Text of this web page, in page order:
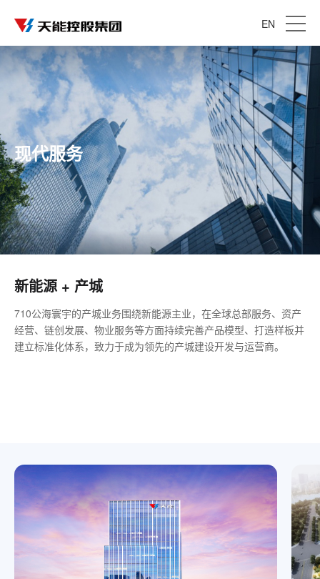
EN
现代服务
新能源 + 产城
710公海寰宇的产城业务围绕新能源主业，在全球总部服务、资产
经营、链创发展、物业服务等方面持续完善产品模型、打造样板并
建立标准化体系，致力于成为领先的产城建设开发与运营商。
位于湖州太湖新区核心区，是湖州融入长三角的龙头项目，总建设
用地约 248亩，总建筑面积约 50 万平方米。项目包括710公海寰
位于湖州长兴县煤山镇，项目总建设用地 207 亩，总建筑面积 11
万方。以710公海寰宇主产业进驻园区为先导，通过产业地产模式
项目由位于杭州余杭区浙大校友总部园项目和位于西湖区云谷小镇
的谷尚产业园项目构成。其中浙大校友总部园项目总建筑面积约为